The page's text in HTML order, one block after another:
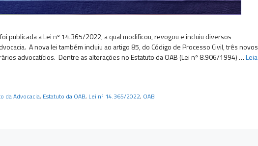
publicada a Lei nº 14.365/2022, a qual modificou, revogou e incluiu diversos
A nova lei também incluiu ao artigo 85, do Código de Processo Civil, três novos
advocatícios. Dentre as alterações no Estatuto da OAB (Lei nº 8.906/1994) …Leia
da Advocacia, Estatuto da OAB, Lei nº 14.365/2022, OAB